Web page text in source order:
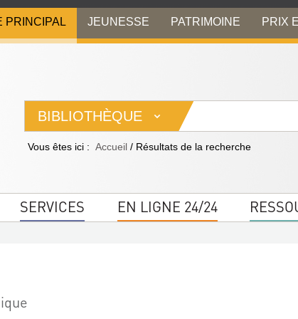
PRINCIPAL JEUNESSE PATRIMOINE PRIX
BIBLIOTHÈQUE
Vous êtes ici : Accueil / Résultats de la recherche
SERVICES EN LIGNE 24/24